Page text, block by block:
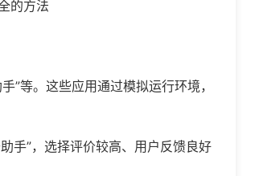
的方法
”等。这些应用通过模拟运行环境，
手”，选择评价较高、用户反馈良好